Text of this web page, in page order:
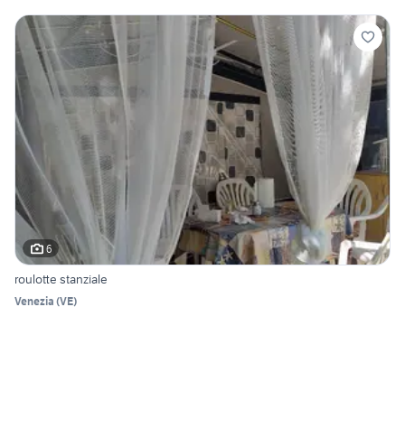
6
roulotte stanziale
Venezia (VE)